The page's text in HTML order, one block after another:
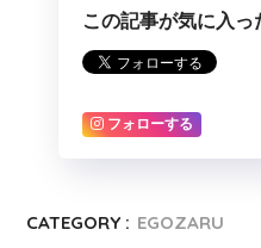
この記事が気に入っ
フォローする
CATEGORY : EGOZARU